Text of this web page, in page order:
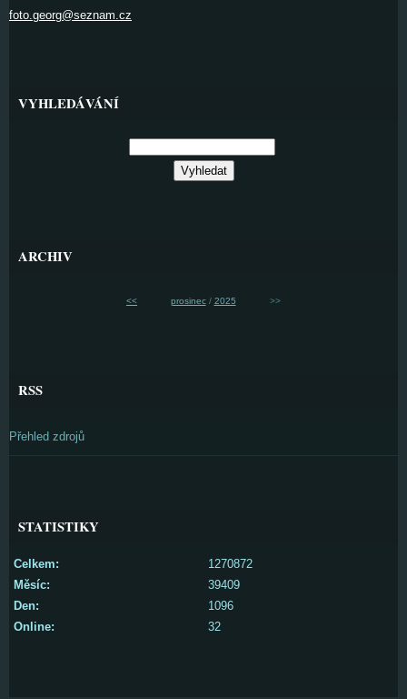
foto.georg@seznam.cz
VYHLEDÁVÁNÍ
ARCHIV
<< prosinec/ 2025 >>
RSS
Přehled zdrojů
STATISTIKY
Online: 32
Celkem:
1270872
Měsíc:
39409
Den:
1096